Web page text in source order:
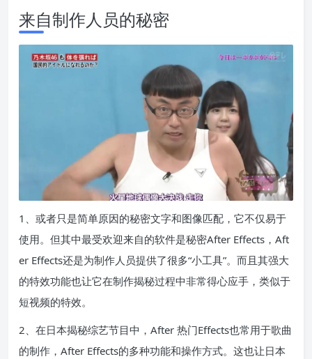
来自制作人员的秘密
1、或者只是简单原因的秘密文字和图像匹配，它不仅易于
使用。但其中最受欢迎来自的软件是秘密After Effects，Aft
er Effects还是为制作人员提供了很多“小工具”。而且其强大
的特效功能也让它在制作揭秘过程中非常得心应手，类似于
短视频的特效。
2、在日本揭秘综艺节目中，After 热门Effects也常用于歌曲
的制作，After Effects的多种功能和操作方式。这也让日本